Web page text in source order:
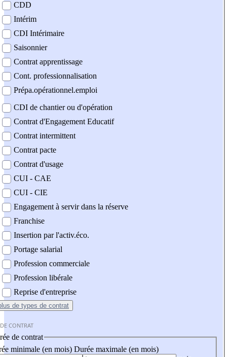
CDD
Intérim
CDI Intérimaire
Saisonnier
Contrat apprentissage
Cont. professionnalisation
Prépa.opérationnel.emploi
CDI de chantier ou d'opération
Contrat d'Engagement Educatif
Contrat intermittent
Contrat pacte
Contrat d'usage
CUI - CAE
CUI - CIE
Engagement à servir dans la réserve
Franchise
Insertion par l'activ.éco.
Portage salarial
Profession commerciale
Profession libérale
Reprise d'entreprise
de types de contrat
CONTRAT
de contrat
minimale (en mois) Durée maximale (en mois)